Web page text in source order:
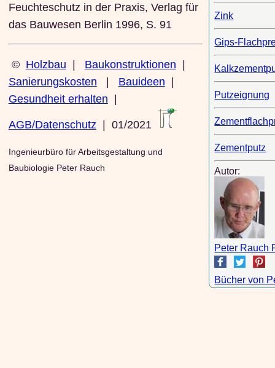
Feuchteschutz in der Praxis, Verlag für
das Bauwesen Berlin 1996, S. 91
© Holzbau | Baukonstruktionen |
Sanierungskosten | Bauideen |
Gesundheit erhalten |
AGB/Datenschutz | 01/2021
Ingenieurbüro für Arbeitsgestaltung und
Baubiologie Peter Rauch
Zink
Gips-
Putzeignung
Zementputz
Autor:
Peter Rauch
Bücher von